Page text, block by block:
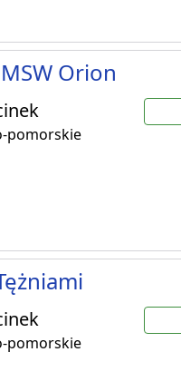
Orion
pomorskie
pomorskie